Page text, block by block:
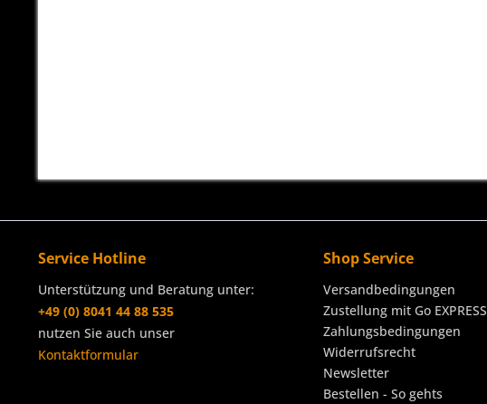
Service Hotline
Unterstützung und Beratung unter:
+49 (0) 8041 44 88 535
nutzen Sie auch unser
Kontaktformular
Shop Service
Versandbedingungen
Zustellung mit Go EXPRESS
Zahlungsbedingungen
Widerrufsrecht
Newsletter
Bestellen - So gehts